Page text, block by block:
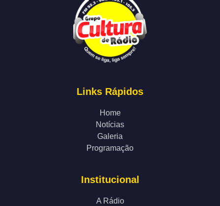
Links Rápidos
Home
Notícias
Galeria
Programação
Institucional
A Rádio